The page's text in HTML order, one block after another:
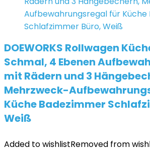
DOEWORKS Rollwagen
Schmal, 4 Ebenen
mit Rädern und 3
Mehrzweck-
Küche Badezimmer
Weiß
Added to wishlistRemoved from